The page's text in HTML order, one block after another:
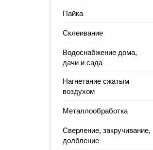
Пайка
Склеивание
Водоснабжение дома,
дачи и сада
Нагнетание сжатым
воздухом
Металлообработка
Сверление, закручивание,
долбление